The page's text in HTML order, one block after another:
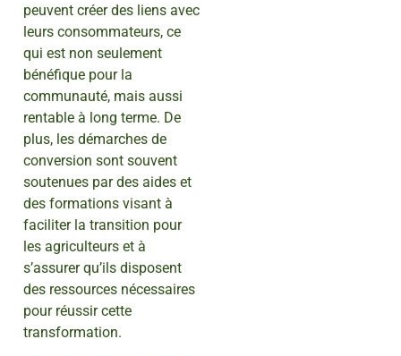
peuvent créer des liens avec
leurs consommateurs, ce
qui est non seulement
bénéfique pour la
communauté, mais aussi
rentable à long terme. De
plus, les démarches de
conversion sont souvent
soutenues par des aides et
des formations visant à
faciliter la transition pour
les agriculteurs et à
s’assurer qu’ils disposent
des ressources nécessaires
pour réussir cette
transformation.